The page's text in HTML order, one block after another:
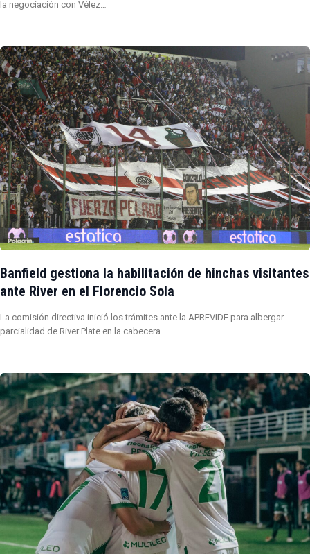
la negociación con Vélez…
Banfield gestiona la habilitación de hinchas visitantes
ante River en el Florencio Sola
La comisión directiva inició los trámites ante la APREVIDE para albergar
parcialidad de River Plate en la cabecera…